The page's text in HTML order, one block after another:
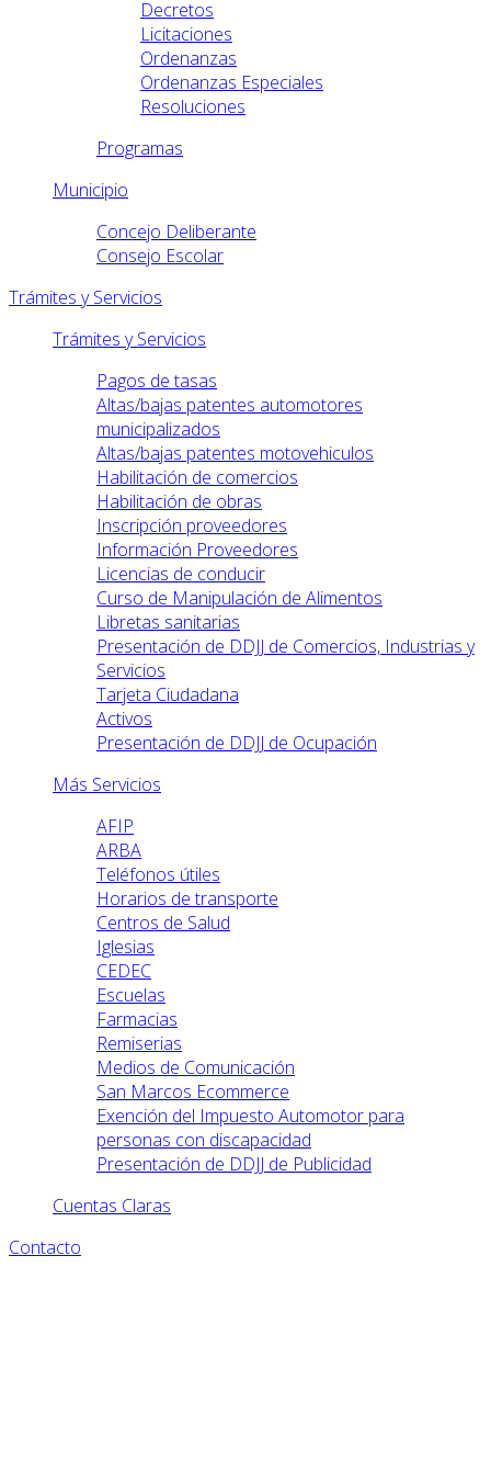
Decretos
Licitaciones
Ordenanzas
Ordenanzas Especiales
Resoluciones
Programas
Municipio
Concejo Deliberante
Consejo Escolar
Trámites y Servicios
Trámites y Servicios
Pagos de tasas
Altas/bajas patentes automotores
municipalizados
Altas/bajas patentes motovehiculos
Habilitación de comercios
Habilitación de obras
Inscripción proveedores
Información Proveedores
Licencias de conducir
Curso de Manipulación de Alimentos
Libretas sanitarias
Presentación de DDJJ de Comercios, Industrias y
Servicios
Tarjeta Ciudadana
Activos
Presentación de DDJJ de Ocupación
Más Servicios
AFIP
ARBA
Teléfonos útiles
Horarios de transporte
Centros de Salud
Iglesias
CEDEC
Escuelas
Farmacias
Remiserias
Medios de Comunicación
San Marcos Ecommerce
Exención del Impuesto Automotor para
personas con discapacidad
Presentación de DDJJ de Publicidad
Cuentas Claras
Contacto